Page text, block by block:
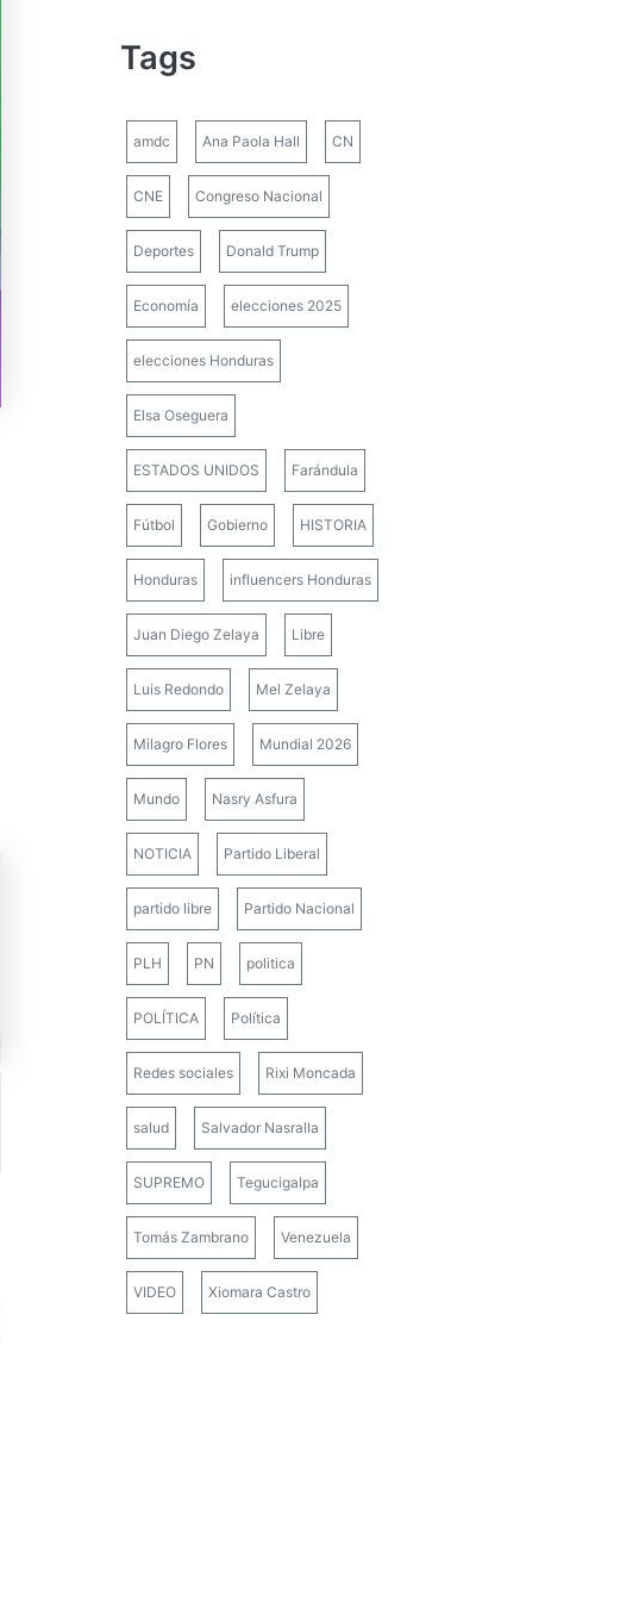
Tags
amdc Ana Paola Hall CN
CNE Congreso Nacional
Deportes Donald Trump
Economía elecciones 2025
elecciones Honduras
Elsa Oseguera
ESTADOS UNIDOS Farándula
Fútbol Gobierno HISTORIA
Honduras influencers Honduras
Juan Diego Zelaya Libre
Luis Redondo Mel Zelaya
Milagro Flores Mundial 2026
Mundo Nasry Asfura
NOTICIA Partido Liberal
partido libre Partido Nacional
PLH PN politica
POLÍTICA Política
Redes sociales Rixi Moncada
salud Salvador Nasralla
SUPREMO Tegucigalpa
Tomás Zambrano Venezuela
VIDEO Xiomara Castro